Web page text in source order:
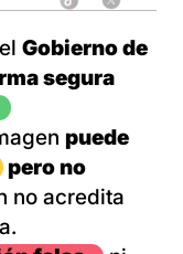
Gobierno de
segura
puede
pero no
no acredita